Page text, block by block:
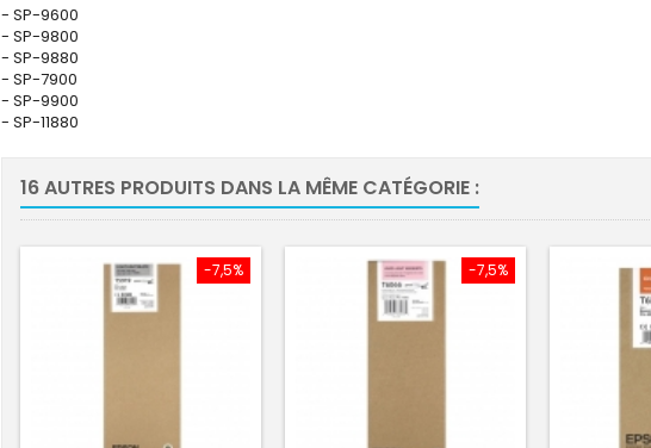
- SP-9600
- SP-9800
- SP-9880
- SP-7900
- SP-9900
- SP-11880
16 AUTRES PRODUITS DANS LA MÊME CATÉGORIE :
-7,5% -7,5%